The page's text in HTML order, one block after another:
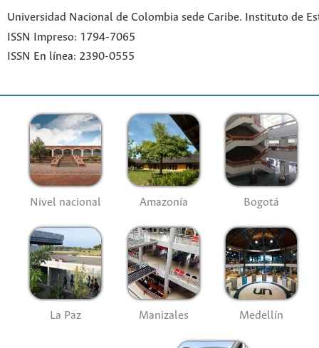
Universidad Nacional de Colombia sede Caribe. Instituto de
ISSN Impreso: 1794-7065
ISSN En línea: 2390-0555
Nivel nacional Amazonía Bogotá
La Paz Manizales Medellín